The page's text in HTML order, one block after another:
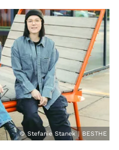
© Stefanie Stanek | BESTHE